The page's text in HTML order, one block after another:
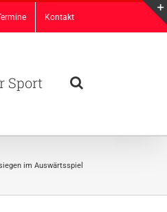
Kontakt
Sport
im Auswärtsspiel